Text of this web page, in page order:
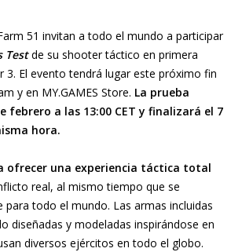
51 invitan a todo el mundo a participar
Testde su shooter táctico en primera
3. El evento tendrá lugar este próximo fin
y en MY.GAMES Store. La prueba
febrero a las 13:00 CET y finalizará el 7
hora.
ofrecer una experiencia táctica total
real, al mismo tiempo que se
para todo el mundo. Las armas incluidas
diseñadas y modeladas inspirándose en
diversos ejércitos en todo el globo.